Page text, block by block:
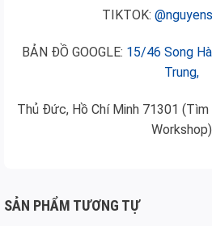
TIKTOK:
BẢN ĐỒ GOOGLE: 15/46 Song
Trung,
Thủ Đức, Hồ Chí Minh 71301
Workshop)
SẢN PHẨM TƯƠNG TỰ